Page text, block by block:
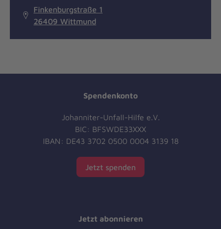
Finkenburgstraße 1
26409 Wittmund
Spendenkonto
Johanniter-Unfall-Hilfe e.V.
BIC: BFSWDE33XXX
IBAN: DE43 3702 0500 0004 3139 18
Jetzt spenden
Jetzt abonnieren